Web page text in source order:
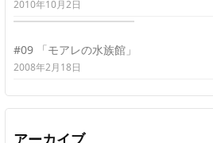
2010年10月2日
#09 「モアレの水族館」
2008年2月18日